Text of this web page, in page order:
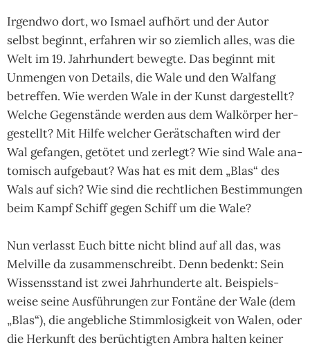
Irgendwo dort, wo Ismael auf­hört und der Autor
selbst beginnt, erfah­ren wir so ziem­lich alles, was die
Welt im 19. Jahr­hun­dert bewegte. Das beginnt mit
Unmen­gen von Details, die Wale und den Wal­fang
betref­fen. Wie wer­den Wale in der Kunst dar­ge­stellt?
Wel­che Gegen­stände wer­den aus dem Wal­kör­per her­
ge­stellt? Mit Hilfe wel­cher Gerät­schaf­ten wird der
Wal gefan­gen, getö­tet und zer­legt? Wie sind Wale ana­
to­misch auf­ge­baut? Was hat es mit dem „Blas“ des
Wals auf sich? Wie sind die recht­li­chen Bestim­mun­gen
beim Kampf Schiff gegen Schiff um die Wale?
Nun ver­lasst Euch bitte nicht blind auf all das, was
Mel­ville da zusam­men­schreibt. Denn bedenkt: Sein
Wis­sens­stand ist zwei Jahr­hun­derte alt. Bei­spiels­
weise seine Aus­füh­run­gen zur Fon­täne der Wale (dem
„Blas“), die angeb­li­che Stimm­losig­keit von Walen, oder
die Her­kunft des berüch­tig­ten Ambra hal­ten kei­ner